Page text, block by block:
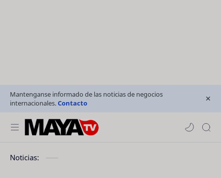
Mantenganse informado de las noticias de negocios
internacionales.Contacto
Noticias: